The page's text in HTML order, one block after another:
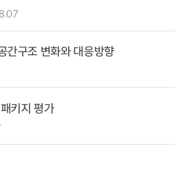
간구조 변화와 대응방향
키지 평가